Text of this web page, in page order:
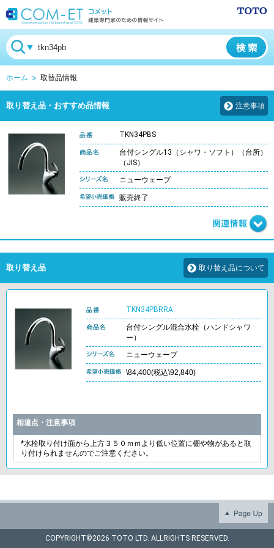
ホーム 取替品情報
取り替え品・おすすめ品情報 注意事項
TKN34PBS
台付シングル13（シャワ・ソフト）（台所）
（JIS）
ニューウェーブ
販売終了
取り替え品 取り替え品について
TKN34PBRRA
台付シングル混合水栓（ハンドシャワ
ー）
ニューウェーブ
\84,400(税込\92,840)
相違点・注意事項
*水栓取り付け面から上方３５０ｍｍより低い位置に棚や物があると取
り付けられませんのでご注意ください。
COPYRIGHT©2026 TOTO LTD. ALLRIGHTS RESERVED.